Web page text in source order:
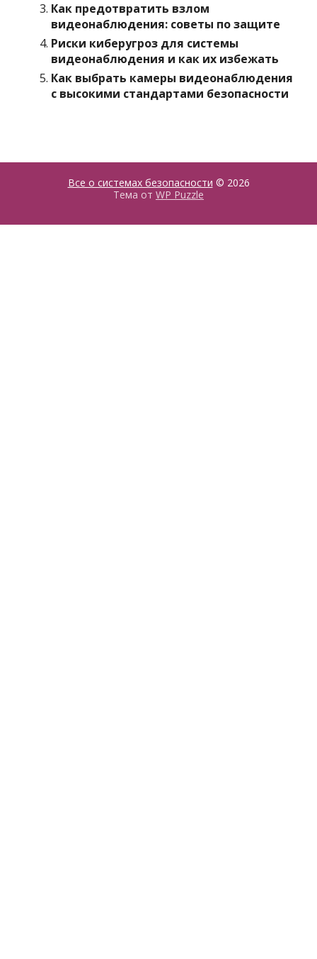
Как предотвратить взлом
видеонаблюдения: советы по защите
Риски киберугроз для системы
видеонаблюдения и как их избежать
Как выбрать камеры видеонаблюдения
с высокими стандартами безопасности
Все о системах безопасности © 2026
Тема от WP Puzzle